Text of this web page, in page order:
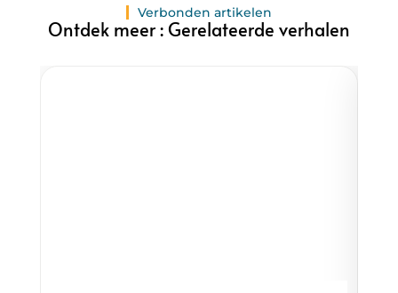
Verbonden artikelen
Ontdek meer : Gerelateerde verhalen